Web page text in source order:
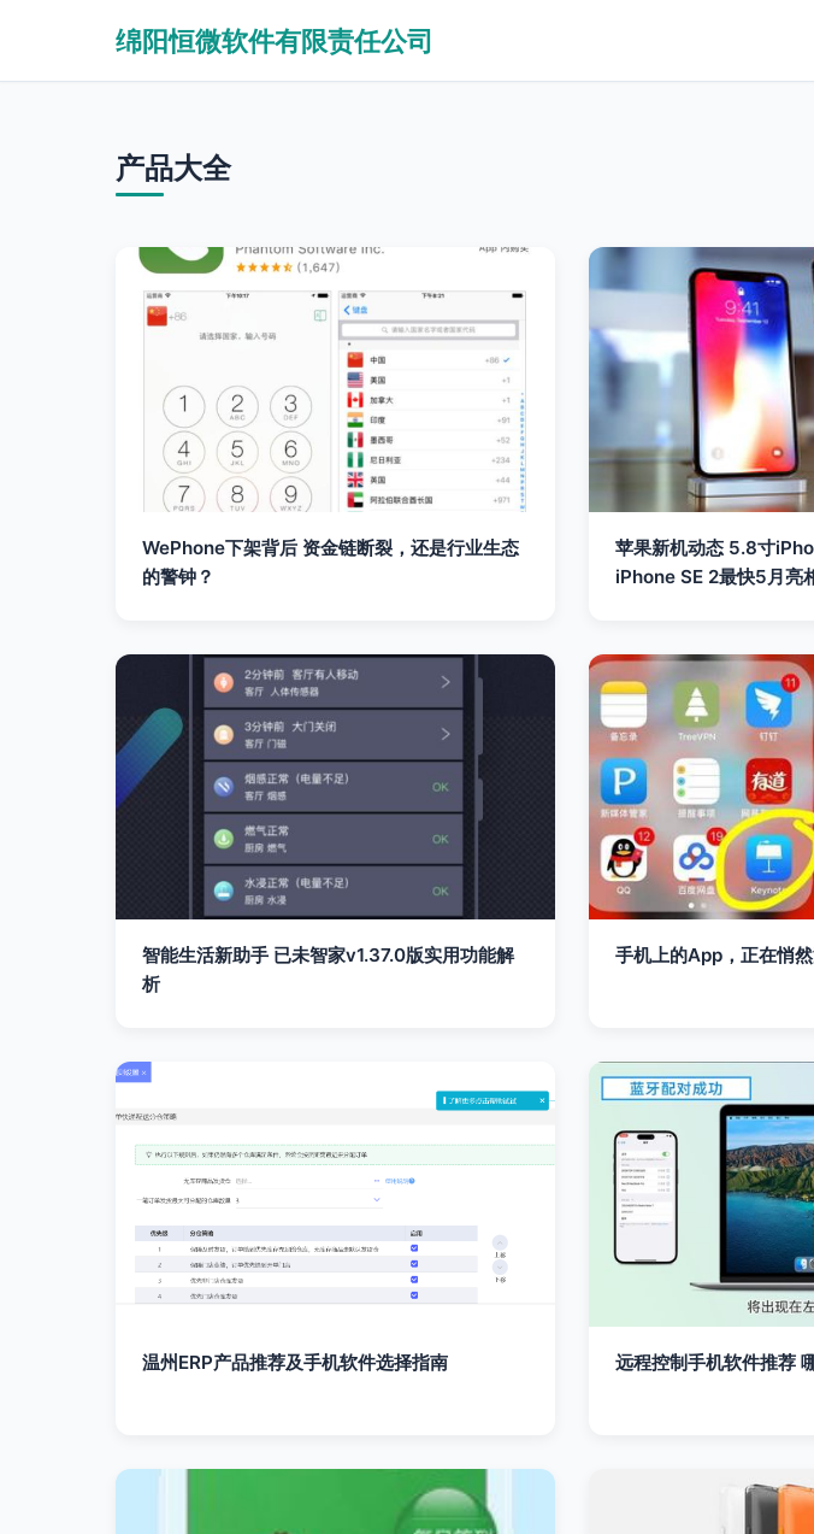
绵阳恒微软件有限责任公司
产品大全
WePhone下架背后 资金链断裂，还是行业生态
的警钟？
苹果新机动态 5.8寸
iPhone SE 2最快5月亮
智能生活新助手 已未智家v1.37.0版实用功能解
析
手机上的App，正在悄
温州ERP产品推荐及手机软件选择指南 远程控制手机软件推荐